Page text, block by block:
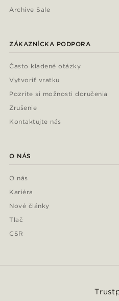
Archive Sale
ZÁKAZNÍCKA PODPORA
Často kladené otázky
Vytvoriť vratku
Pozrite si možnosti doručenia
Zrušenie
Kontaktujte nás
O NÁS
O nás
Kariéra
Nové články
Tlač
CSR